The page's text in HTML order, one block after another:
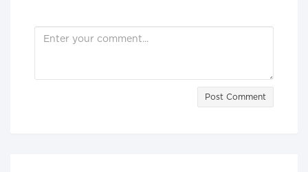
Post Comment